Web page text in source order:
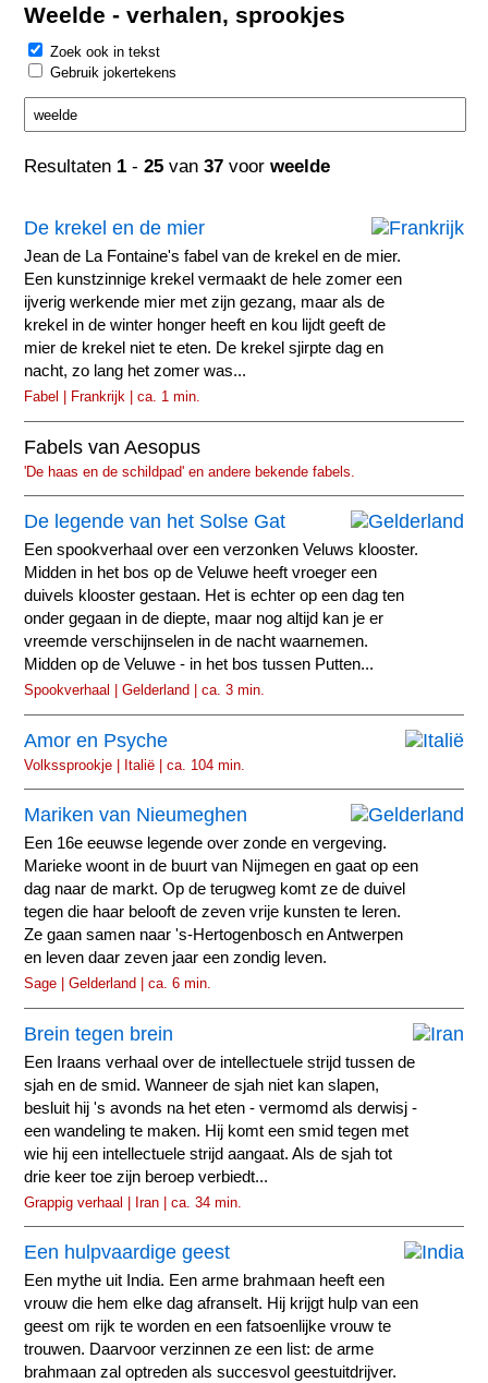
Weelde - verhalen, sprookjes
Zoek ook in tekst
Gebruik jokertekens
Resultaten 1 -25 van37 voorweelde
De krekel en de mier
Jean de La Fontaine's fabel van de krekel en de mier.
Een kunstzinnige krekel vermaakt de hele zomer een
ijverig werkende mier met zijn gezang, maar als de
krekel in de winter honger heeft en kou lijdt geeft de
mier de krekel niet te eten. De krekel sjirpte dag en
nacht, zo lang het zomer was...
Fabel | Frankrijk | ca. 1 min.
Fabels van Aesopus
'De haas en de schildpad' en andere bekende fabels.
De legende van het Solse Gat
Een spookverhaal over een verzonken Veluws klooster.
Midden in het bos op de Veluwe heeft vroeger een
duivels klooster gestaan. Het is echter op een dag ten
onder gegaan in de diepte, maar nog altijd kan je er
vreemde verschijnselen in de nacht waarnemen.
Midden op de Veluwe - in het bos tussen Putten...
Spookverhaal | Gelderland | ca. 3 min.
Amor en Psyche
Volkssprookje | Italië | ca. 104 min.
Mariken van Nieumeghen
Een 16e eeuwse legende over zonde en vergeving.
Marieke woont in de buurt van Nijmegen en gaat op een
dag naar de markt. Op de terugweg komt ze de duivel
tegen die haar belooft de zeven vrije kunsten te leren.
Ze gaan samen naar 's-Hertogenbosch en Antwerpen
en leven daar zeven jaar een zondig leven.
Sage | Gelderland | ca. 6 min.
Brein tegen brein
Een Iraans verhaal over de intellectuele strijd tussen de
sjah en de smid. Wanneer de sjah niet kan slapen,
besluit hij 's avonds na het eten - vermomd als derwisj -
een wandeling te maken. Hij komt een smid tegen met
wie hij een intellectuele strijd aangaat. Als de sjah tot
drie keer toe zijn beroep verbiedt...
Grappig verhaal | Iran | ca. 34 min.
Een hulpvaardige geest
Een mythe uit India. Een arme brahmaan heeft een
vrouw die hem elke dag afranselt. Hij krijgt hulp van een
geest om rijk te worden en een fatsoenlijke vrouw te
trouwen. Daarvoor verzinnen ze een list: de arme
brahmaan zal optreden als succesvol geestuitdrijver.